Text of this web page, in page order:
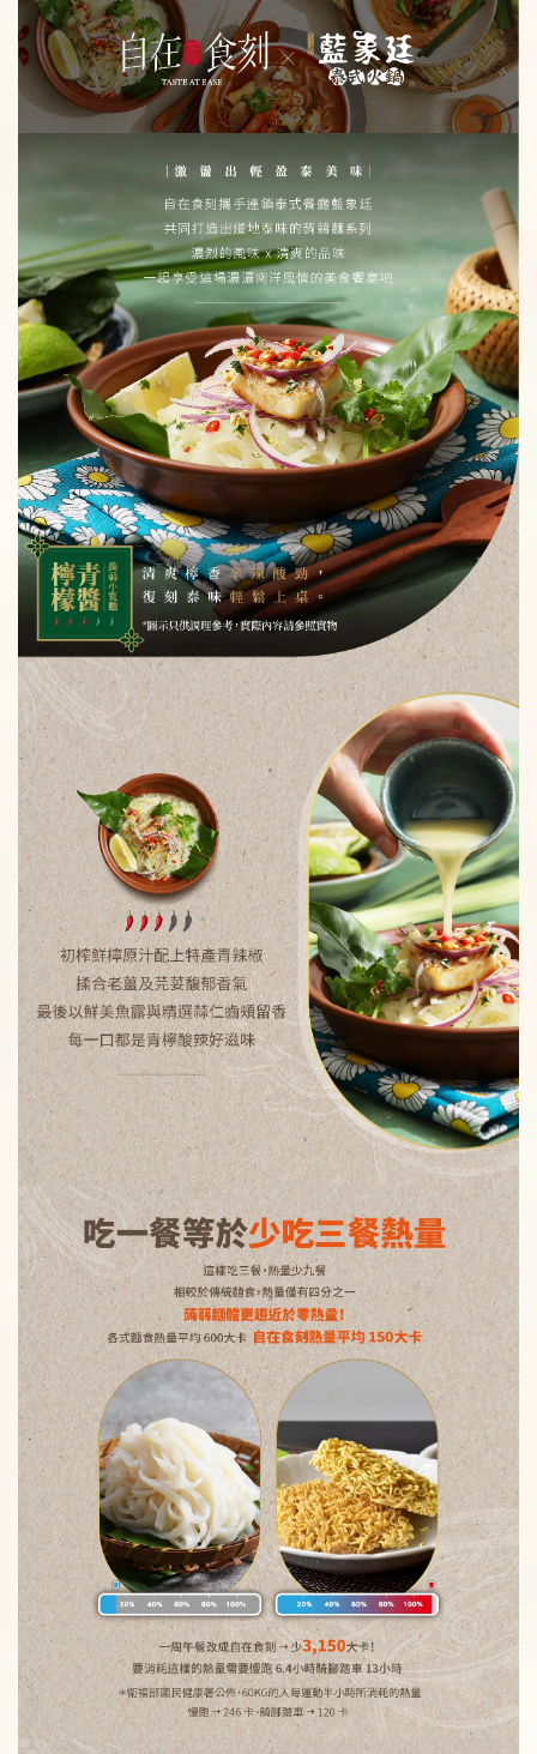
純蒟蒻麵加價購
主食新選擇 ! 自在食刻『純』蒟蒻麵
NT$ 59
NT$ 70
加入購物車
瀏覽更多